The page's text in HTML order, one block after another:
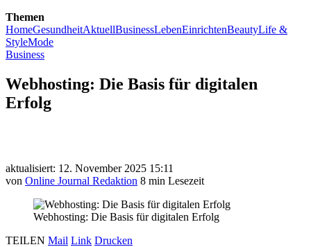
Themen
HomeGesundheitAktuellBusinessLebenEinrichtenBeautyLife &
StyleMode
Business
Webhosting: Die Basis für digitalen
Erfolg
aktualisiert: 12. November 2025 15:11
von Online Journal Redaktion 8 min Lesezeit
Webhosting: Die Basis für digitalen Erfolg
TEILEN Mail Link Drucken